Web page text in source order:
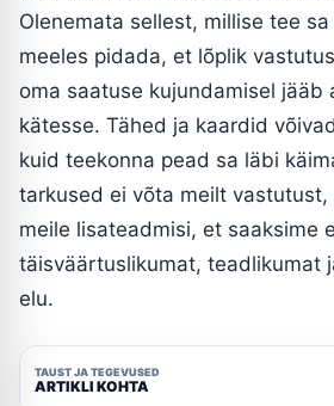
Olenemata sellest, millise tee
meeles pidada, et lõplik
oma saatuse kujundamisel jääb
kätesse. Tähed ja kaardid
kuid teekonna pead sa läbi
tarkused ei võta meilt vastutust,
meile lisateadmisi, et saaksime
täisväärtuslikumat, teadlikumat
elu.
TAUST JA TEGEVUSED
ARTIKLI KOHTA